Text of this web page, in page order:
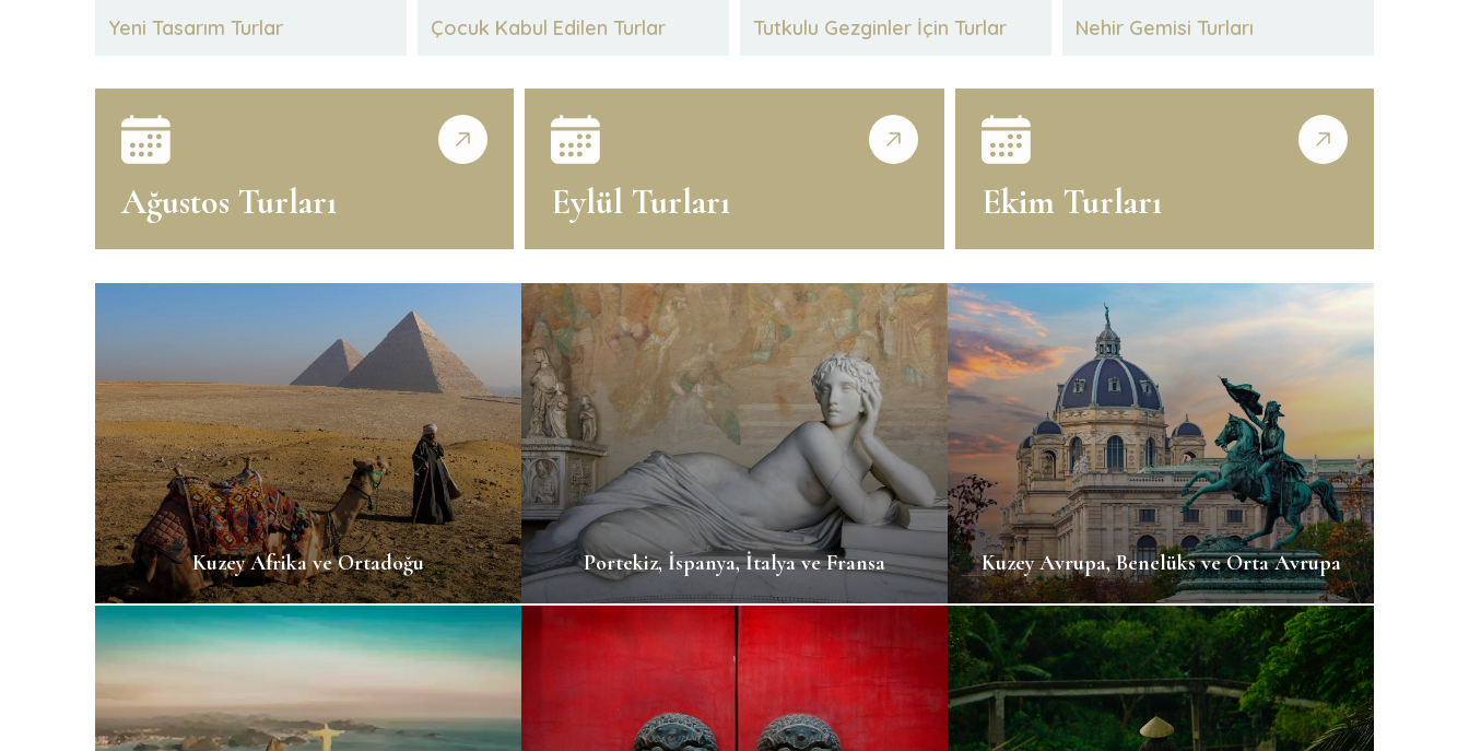
Yeni Tasarım Turlar Çocuk Kabul Edilen Turlar Tutkulu Gezginler İçin Turlar Nehir Gemisi Turları
Ağustos Turları Eylül Turları Ekim Turları
Kuzey Afrika ve Ortadoğu Portekiz, İspanya, İtalya ve Fransa Kuzey Avrupa, Benelüks ve Orta Avrupa